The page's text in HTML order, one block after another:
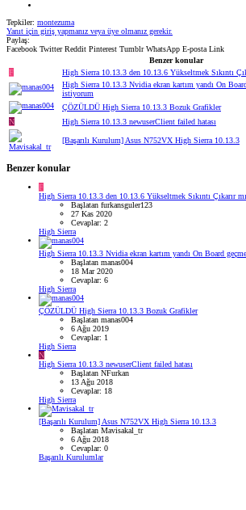
Tepkiler: montezuma
Yanıt için giriş yapmanız veya üye olmanız gerekir.
Paylaş:
Facebook Twitter Reddit Pinterest Tumblr WhatsApp E-posta Link
Benzer konular
F
High Sierra 10.13.3 den 10.13.6 Yükseltmek Sıkıntı
High Sierra 10.13.3 Nvidia ekran kartım yandı On
istiyorum
ÇÖZÜLDÜ High Sierra 10.13.3 Bozuk Grafikler
N
High Sierra 10.13.3 newuserClient failed hatası
[Başarılı Kurulum] Asus N752VX High Sierra 10.13.3
Benzer konular
F
High Sierra 10.13.3 den 10.13.6 Yükseltmek Sıkıntı Çıkarır
Başlatan furkansguler123
27 Kas 2020
Cevaplar: 2
High Sierra
High Sierra 10.13.3 Nvidia ekran kartım yandı On Board
Başlatan manas004
18 Mar 2020
Cevaplar: 6
High Sierra
ÇÖZÜLDÜ High Sierra 10.13.3 Bozuk Grafikler
Başlatan manas004
6 Ağu 2019
Cevaplar: 1
High Sierra
N
High Sierra 10.13.3 newuserClient failed hatası
Başlatan NFurkan
13 Ağu 2018
Cevaplar: 18
High Sierra
[Başarılı Kurulum] Asus N752VX High Sierra 10.13.3
Başlatan Mavisakal_tr
6 Ağu 2018
Cevaplar: 0
Başarılı Kurulumlar